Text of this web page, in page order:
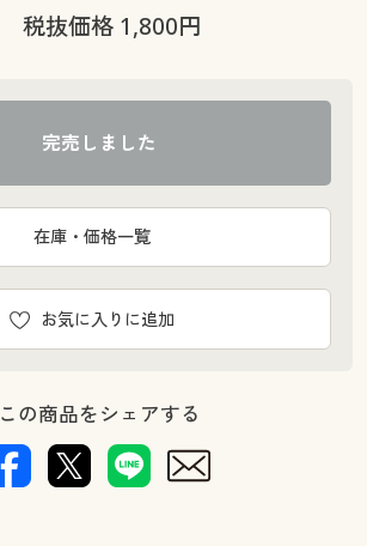
税抜価格 1,800円
完売しました
お気に入りに追加
在庫・価格一覧
この商品をシェアする